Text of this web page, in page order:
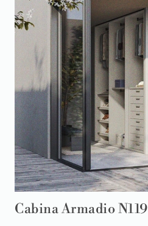
Cabina Armadio N119